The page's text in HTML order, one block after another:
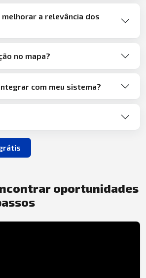
melhorar a relevância dos
no mapa?
com meu sistema?
oportunidades